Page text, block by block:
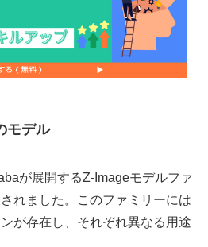
モデル
が展開するZ-Imageモデルファ
れました。このファミリーには
が存在し、それぞれ異なる用途